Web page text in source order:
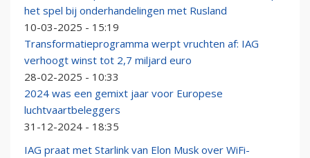
het spel bij onderhandelingen met Rusland
10-03-2025 - 15:19
Transformatieprogramma werpt vruchten af: IAG
verhoogt winst tot 2,7 miljard euro
28-02-2025 - 10:33
2024 was een gemixt jaar voor Europese
luchtvaartbeleggers
31-12-2024 - 18:35
IAG praat met Starlink van Elon Musk over WiFi-